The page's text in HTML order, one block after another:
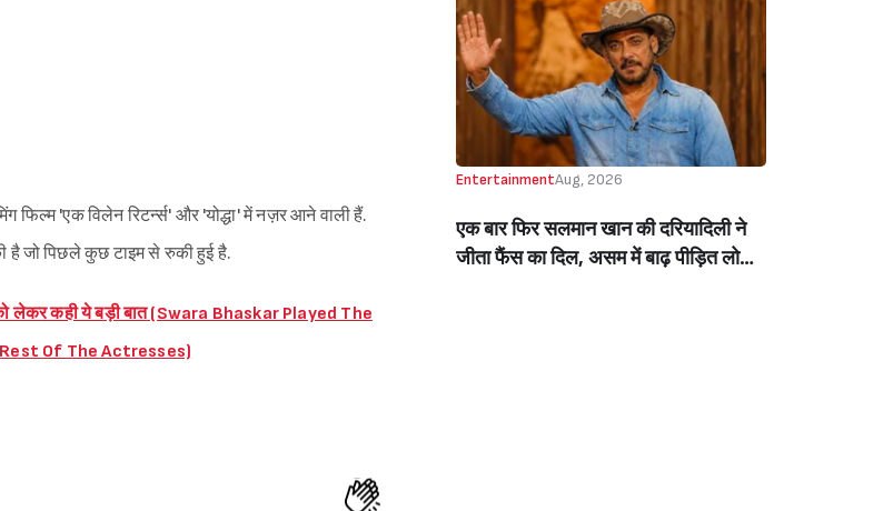
फिल्म 'एक विलेन रिटर्न्स' और 'योद्धा' में नज़र आने वाली हैं.
है जो पिछले कुछ टाइम से रुकी हुई है.
लेकर कही ये बड़ी बात (Swara Bhaskar Played The
Of The Actresses)
ट्रॉफी (Mini Mathur Lifts Trophy
Beats Aly Goni And Ruhee Dosani)
EntertainmentAug, 2026
एक बार फिर सलमान खान की दरियादिली ने
जीता फैंस का दिल, असम में बाढ़ पीड़ित लोगों